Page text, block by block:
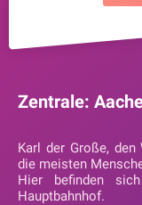
Zentrale:
Karl der Große,
die meisten
Hier befinden
Hauptbahnhof.